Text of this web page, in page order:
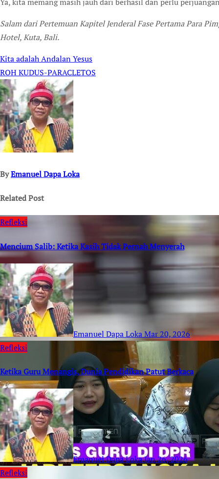
Ya, kita memang masih jauh dari berhasil dan perlu
Salam dari Pertemuan Kapitel Jenderal Fase Pertama Para
Hotel, Kuta, Bali.
Post
navigation
Kita adalah Andalan Yesus
ROH KUDUS-PARACLETOS
ByEmanuel Dapa Loka
Related Post
Refleksi
Mencium Salib: Ketika Kasih Tidak Pernah Menyerah
Emanuel Dapa LokaMar 20, 2026
Refleksi
Ketika Guru Menangis, Dunia Pendidikan Patut Berkaca
Emanuel Dapa LokaJan 26, 2026
Refleksi